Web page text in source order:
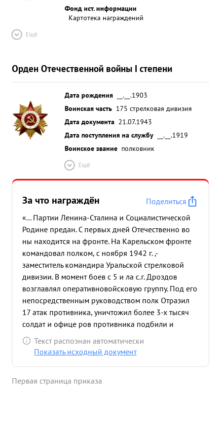
Фонд ист. информации
Картотека награждений
Ещё
Орден Отечественной войны I степени
Дата рождения
__.__.1903
Воинская часть 175 стрелковая дивизия
Дата документа 21.07.1943
Дата поступления на службу
__.__.1919
Воинское звание полковник
Ещё
За что награждён
Поделиться
«... Партии Ленина-Сталина и Социалистической
Родине предан. С первых дней Отечественно во
ны находится на фронте. На Карельском фронте
командовал полком, с ноября 1942 г. ,-
заместитель командира Уральской стрелковой
дивизии. В момент боев с 5 и ла с.г. Дроздов
возглавлял оперативновойсковую группу. Под его
непосредственным руководством полк Отразил
17 атак противника, уничтожил более 3-х тысяч
солдат и офице ров противника подбили и
уничтожили 22 танка из них 7 танков тиг 3
оронемашины и 5 самолетов. Только за 7 июля
Тов. Дроздов непосредственно находился на
Текст распознан автоматически
Показать исходный документ
Первая страница приказа